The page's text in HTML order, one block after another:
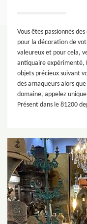
Vous êtes passionnés
pour la décoration de
valeureux et pour cela,
antiquaire expérimenté,
objets précieux suivant
des arnaqueurs alors
domaine, appelez
Présent dans le 81200